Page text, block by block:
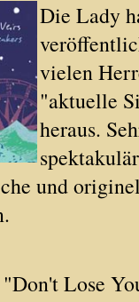
Die Lady
vielen
"aktuelle
heraus.
und
Lose